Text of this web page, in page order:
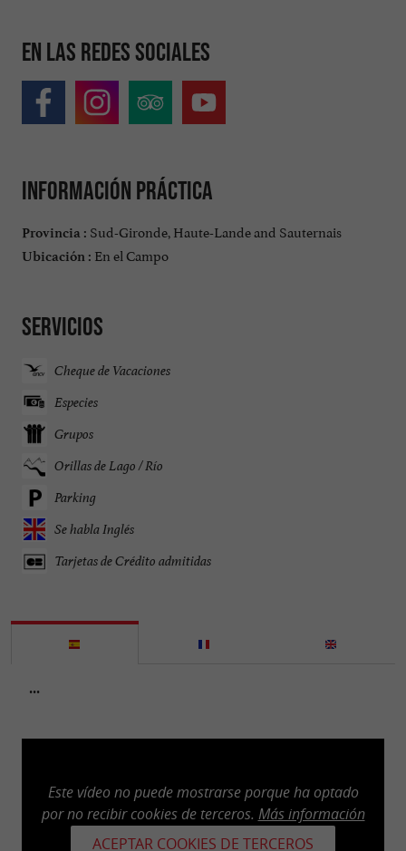
En las redes sociales
Información práctica
Provincia : Sud-Gironde, Haute-Lande and Sauternais
Ubicación : En el Campo
Servicios
Cheque de Vacaciones
Especies
Grupos
Orillas de Lago / Río
Parking
Se habla Inglés
Tarjetas de Crédito admitidas
...
Este vídeo no puede mostrarse porque ha optado
por no recibir cookies de terceros. Más información
ACEPTAR COOKIES DE TERCEROS